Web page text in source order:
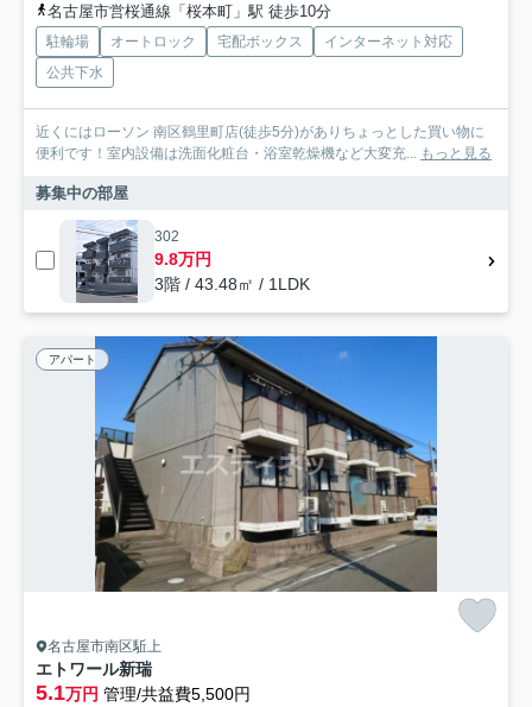
名古屋市営桜通線「桜本町」駅 徒歩10分
駐輪場 オートロック 宅配ボックス
インターネット対応
公共下水
近くにはローソン 南区鶴里町店(徒歩5分)がありちょっとした買い物に
便利です！室内設備は洗面化粧台・浴室乾燥機など大変充... もっと見る
募集中の部屋
302
9.8万円
3階 / 43.48㎡ / 1LDK
アパート
名古屋市南区駈上
エトワール新瑞
5.1万円 管理/共益費5,500円